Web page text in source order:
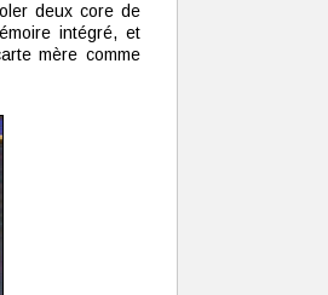
deux core de
intégré, et
mère comme